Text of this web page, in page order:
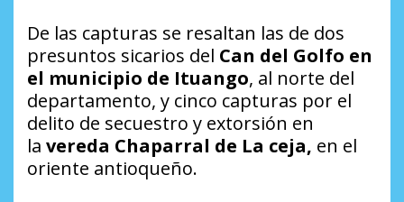
De las capturas se resaltan las de dos
presuntos sicarios del Can del Golfo en
el municipio de Ituango, al norte del
departamento, y cinco capturas por el
delito de secuestro y extorsión en
la vereda Chaparral de La ceja, en el
oriente antioqueño.